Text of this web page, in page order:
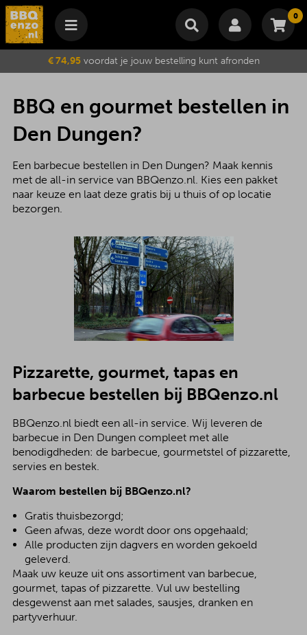
0
Winkelmand
Je winkelwagen is momenteel leeg.
Subtotaal €
Wijzig winkelmand Bestellen
€ 74,95voordat je jouw bestelling kunt afronden
BBQ en gourmet bestellen in
Den Dungen?
Een barbecue bestellen in Den Dungen? Maak kennis
met de all-in service van BBQenzo.nl. Kies een pakket
naar keuze en laat deze gratis bij u thuis of op locatie
bezorgen.
Pizzarette, gourmet, tapas en
barbecue bestellen bij BBQenzo.nl
BBQenzo.nl biedt een all-in service. Wij leveren de
barbecue in Den Dungen compleet met alle
benodigdheden: de barbecue, gourmetstel of pizzarette,
servies en bestek.
Waarom bestellen bij BBQenzo.nl?
Gratis thuisbezorgd;
Geen afwas, deze wordt door ons opgehaald;
Alle producten zijn dagvers en worden gekoeld
geleverd.
Maak uw keuze uit ons assortiment van barbecue,
gourmet, tapas of pizzarette. Vul uw bestelling
desgewenst aan met salades, sausjes, dranken en
partyverhuur.